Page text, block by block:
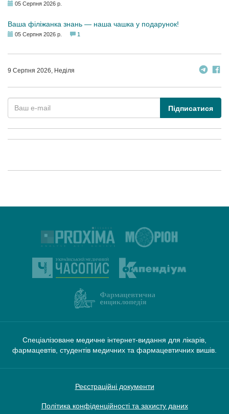
05 Серпня 2026 р.
Ваша філіжанка знань — наша чашка у подарунок!
05 Серпня 2026 р. 1
9 Серпня 2026, Неділя
Підписатися
Спеціалізоване медичне інтернет-видання для лікарів,
фармацевтів, студентів медичних та фармацевтичних вишів.
Реєстраційні документи
Політика конфіденційності та захисту даних